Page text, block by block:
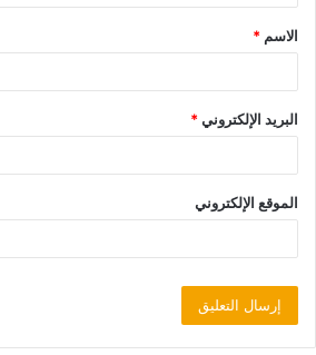
الاسم *
البريد الإلكتروني*
الموقع الإلكتروني